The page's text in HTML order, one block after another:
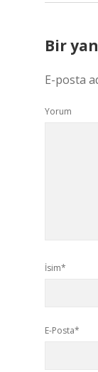
Bir
E-posta
Yorum
İsim*
E-Posta*